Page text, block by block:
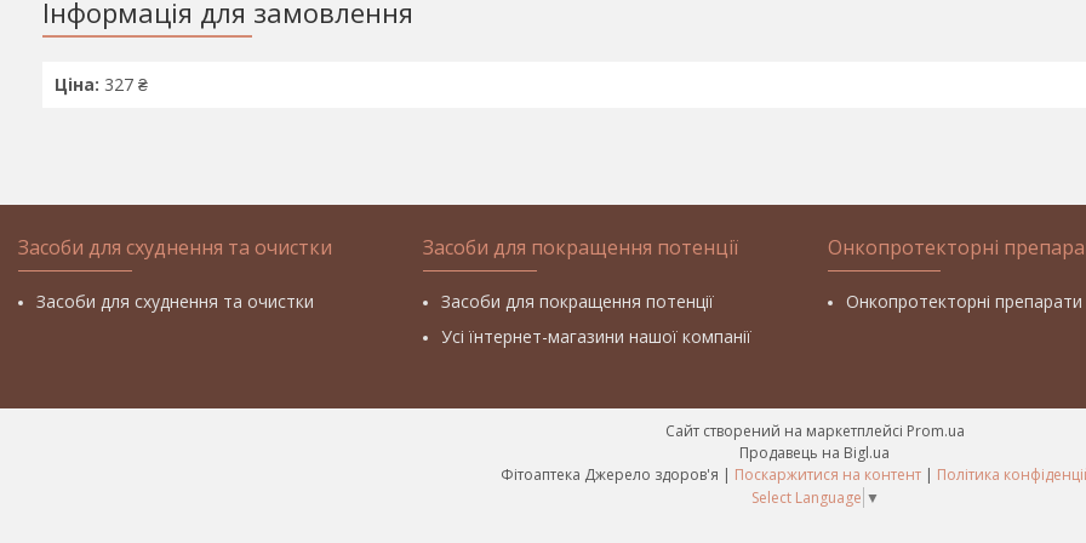
Інформація для замовлення
Ціна: 327 ₴
Засоби для схуднення та очистки
Засоби для схуднення та очистки
Засоби для покращення потенції
Засоби для покращення потенції
Усі їнтернет-магазини нашої компанії
Онкопротекторні
Онкопротекторні препарати
Сайт створений на маркетплейсі Prom.ua
Продавець на Bigl.ua
Фітоаптека Джерело здоров'я | Поскаржитися на контент | Політика
Select Language ▼